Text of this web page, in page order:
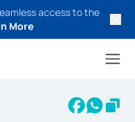
access to the
More